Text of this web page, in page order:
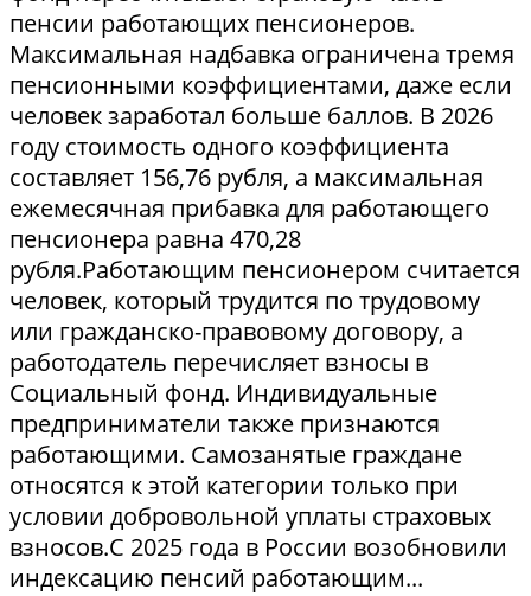
пенсии работающих пенсионеров.
Максимальная надбавка ограничена тремя
пенсионными коэффициентами, даже если
человек заработал больше баллов. В 2026
году стоимость одного коэффициента
составляет 156,76 рубля, а максимальная
ежемесячная прибавка для работающего
пенсионера равна 470,28
рубля.Работающим пенсионером считается
человек, который трудится по трудовому
или гражданско-правовому договору, а
работодатель перечисляет взносы в
Социальный фонд. Индивидуальные
предприниматели также признаются
работающими. Самозанятые граждане
относятся к этой категории только при
условии добровольной уплаты страховых
взносов.С 2025 года в России возобновили
индексацию пенсий работающим...